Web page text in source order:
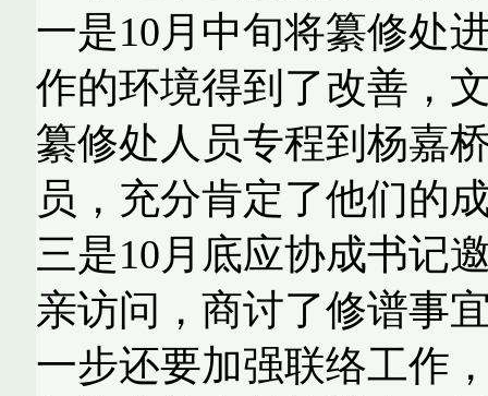
一是10月 中旬将纂修处
作的环境得到了改善，
纂修处人员专程到杨嘉
员，充分肯定了他们的
三是10月底应协成书记
亲访问，商讨了修谱事
一步还要加强联络工作